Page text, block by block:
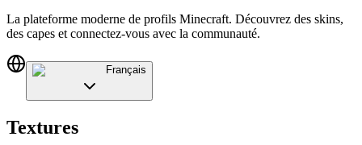
La plateforme moderne de profils Minecraft. Découvrez des skins,
des capes et connectez-vous avec la communauté.
Français
Textures